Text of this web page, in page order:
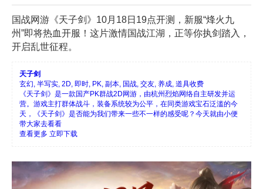
国战网游《天子剑》 10月 18日 19点开测，新服“烽火九
州”即将热血开服！这片激情国战江湖，正等你执剑踏入，
开启乱世征程。
天子剑
玄幻, 半写实, 2D, 即时, PK, 副本, 国战, 交友, 养成, 道具收费
《天子剑》是一款国产PK群战2D网游，由杭州烈焰网络自主研发并运
营。游戏主打群体战斗，装备系统较为公平，在同类游戏宝石泛滥的今
天，《天子剑》是否能为我们带来一些不一样的感受呢？今天就由小便
带大家去看看
查看更多 立即下载